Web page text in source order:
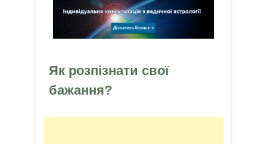
Як розпізнати свої
бажання?